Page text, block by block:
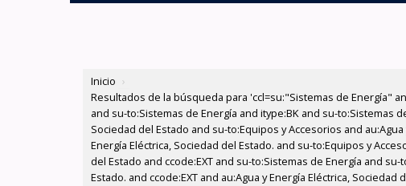
Inicio ›
Resultados de la búsqueda para 'ccl=su:"Sistemas de Energía"
and su-to:Sistemas de Energía and itype:BK and su-to:Sistemas
Sociedad del Estado and su-to:Equipos y Accesorios and
Energía Eléctrica, Sociedad del Estado. and su-to:Equipos y
del Estado and ccode:EXT and su-to:Sistemas de Energía and
Estado. and ccode:EXT and au:Agua y Energía Eléctrica, Sociedad